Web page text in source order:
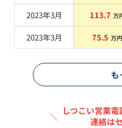
2023年3月
113.7 万
2023年3月
75.5 万円
も
＼ しつこい営業電
連絡は